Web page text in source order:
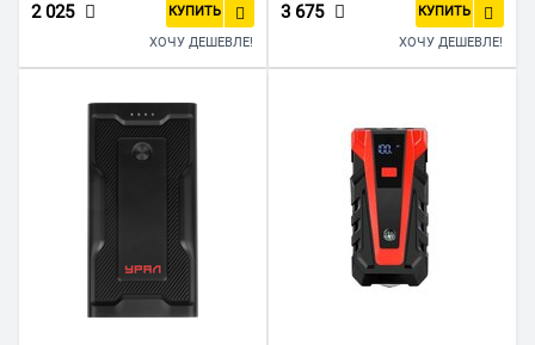
2 025 КУПИТЬ
ХОЧУ ДЕШЕВЛЕ!
3 675 КУПИТЬ
ХОЧУ ДЕШЕВЛЕ!